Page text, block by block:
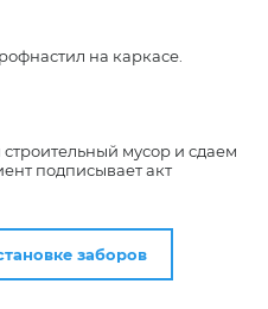
на каркасе.
мусор и сдаем
подписывает акт
заборов